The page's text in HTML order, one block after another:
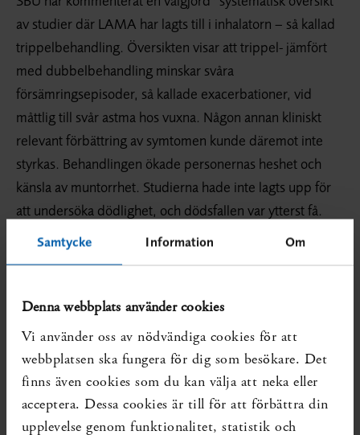
Samtycke Information Om
Denna webbplats använder cookies
Vi använder oss av nödvändiga cookies för att
webbplatsen ska fungera för dig som besökare. Det
finns även cookies som du kan välja att neka eller
acceptera. Dessa cookies är till för att förbättra din
upplevelse genom funktionalitet, statistik och
av studier där LAMA har lagts till i inhalatorn – så kallad
trippelbehandling. Översikten visar att trippel- jämfört
med dubbelbehandling minskar svåra
försämringsepisoder, så kallade exacerbationer, vid
måttlig till svår astma hos vuxna. Någon annan kliniskt
relevant förbättring av symtomen kunde däremot inte
styrkas. Behandlingen ökade personernas heshet och
känsla av muntorrhet. Studierna hade inte lagts upp för
att undersöka dödlighet, och dödsfallen var ytterst få.
I sin kommentar skriver SBU att många personer med
astma har besvär i sitt dagliga liv, nattliga symtom,
bra läkemedel är det viktigt att lära sig rätt
inhalatorteknik och hur medicinen ska tas vid förkylning
och försämring. (RL)
Till kommentaren